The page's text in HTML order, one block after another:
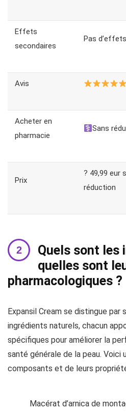
Effets
secondaires
Pas
Avis
Acheter en
pharmacie
Sans
Prix
? 49,99 eur
réduction
Quels sont les
quelles sont
pharmacologiques ?
Expansil Cream se distingue par
ingrédients naturels, chacun
spécifiques pour améliorer la
santé générale de la peau. Voici
composants et de leurs
Macérat d’arnica de